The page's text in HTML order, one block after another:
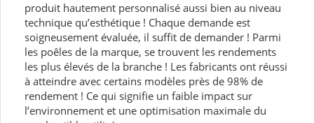
produit hautement personnalisé aussi bien au niveau
technique qu’esthétique ! Chaque demande est
soigneusement évaluée, il suffit de demander ! Parmi
les poêles de la marque, se trouvent les rendements
les plus élevés de la branche ! Les fabricants ont réussi
à atteindre avec certains modèles près de 98% de
rendement ! Ce qui signifie un faible impact sur
l’environnement et une optimisation maximale du